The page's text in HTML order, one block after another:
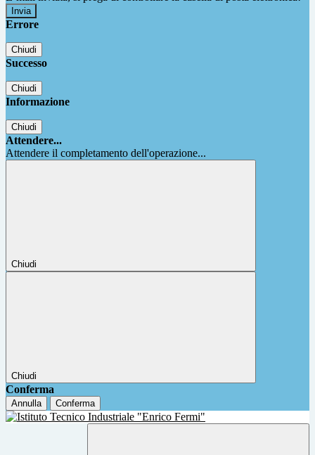
Errore
Chiudi
Successo
Chiudi
Informazione
Chiudi
Attendere...
Attendere il completamento dell'operazione...
Chiudi
Chiudi
Conferma
Annulla Conferma